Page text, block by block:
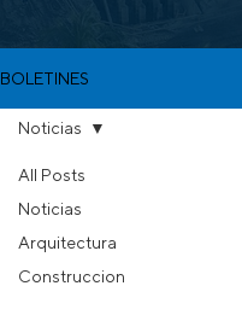
BOLETINES
All Posts
Noticias
Arquitectura
Construccion
Noticias
Próximamente